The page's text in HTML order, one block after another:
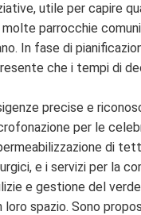
utile per capire
parrocchie
In fase di
che i tempi di
precise e
per le
di
e i servizi per la
e gestione del
spazio. Sono